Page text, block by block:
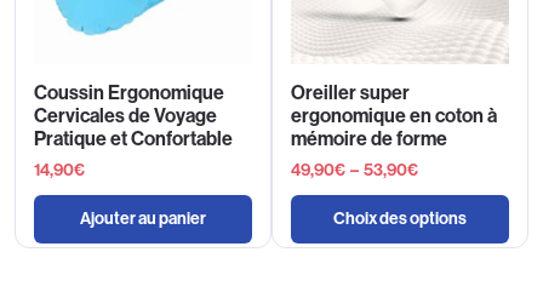
Coussin Ergonomique
Cervicales de Voyage
Pratique et Confortable
14,90€
Ajouter au panier
Oreiller super
ergonomique en coton à
mémoire de forme
49,90€ – 53,90€
Choix des options